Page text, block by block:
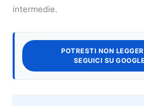
intermedie.
POTRESTI NON
SEGUICI SU